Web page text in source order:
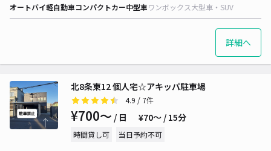
オートバイ軽自動車コンパクトカー中型車ワンボックス大型車・SUV
詳細へ
北8条東12 個人宅☆アキッパ駐車場
4.9 / 7件
¥700〜 / 日 ¥70〜 / 15分
時間貸し可 当日予約不可